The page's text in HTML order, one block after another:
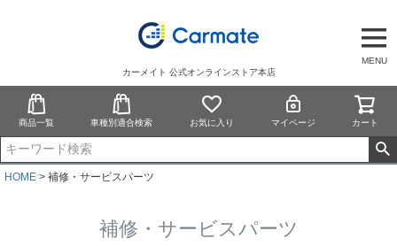
MENU
カーメイト 公式オンラインストア本店
商品一覧 車種別適合検索 お気に入り マイページ カート
HOME 補修・サービスパーツ
補修・サービスパーツ